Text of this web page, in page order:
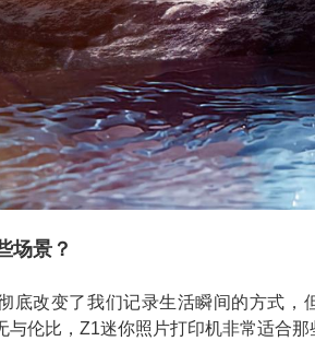
场景？
底改变了我们记录生活瞬间的方式
与伦比，Z1迷你照片打印机非常适合那